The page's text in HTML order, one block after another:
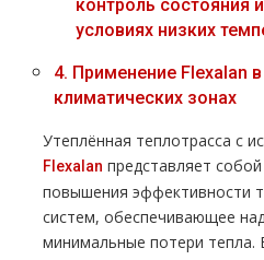
контроль состояния
условиях низких
4. Применение Flexalan
климатических зонах
Утеплённая теплотрасса с
Flexalan представляет
повышения эффективности
систем, обеспечивающее
минимальные потери тепла.